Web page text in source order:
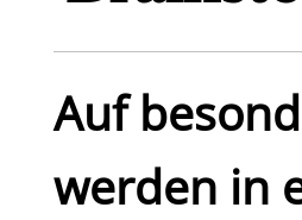
Auf
werden in